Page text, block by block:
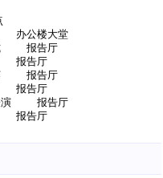
公楼大堂
报告厅
报告厅
报告厅
报告厅
演 报告厅
报告厅